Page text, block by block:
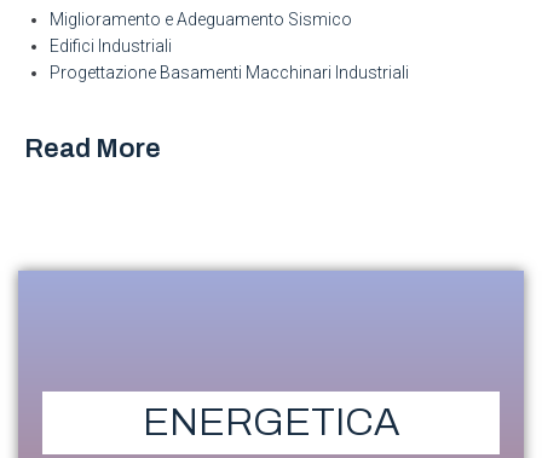
Miglioramento e Adeguamento Sismico
Edifici Industriali
Progettazione Basamenti Macchinari Industriali
Read More
ENERGETICA
Resta sempre aggiornato, iscriviti alla nostra newsletter!!!